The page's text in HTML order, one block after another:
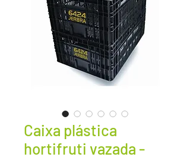
Caixa plástica
hortifruti vazada -